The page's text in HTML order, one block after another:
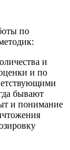
по
и
и по
бывают
и понимание